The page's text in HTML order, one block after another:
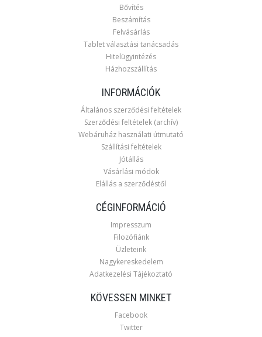
Bővítés
Beszámítás
Felvásárlás
Tablet választási tanácsadás
Hitelügyintézés
Házhozszállítás
INFORMÁCIÓK
Általános szerződési feltételek
Szerződési feltételek (archív)
Webáruház használati útmutató
Szállítási feltételek
Jótállás
Vásárlási módok
Elállás a szerződéstől
CÉGINFORMÁCIÓ
Impresszum
Filozófiánk
Üzleteink
Nagykereskedelem
Adatkezelési Tájékoztató
KÖVESSEN MINKET
Facebook
Twitter